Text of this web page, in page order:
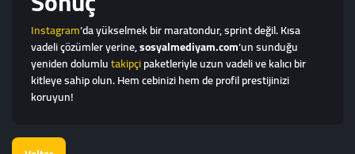
Instagram’da yükselmek bir maratondur, sprint değil. Kısa
vadeli çözümler yerine,sosyalmediyam.com’un sunduğu
yeniden dolumlutakipçipaketleriyle uzun vadeli ve kalıcı bir
kitleye sahip olun. Hem cebinizi hem de profil prestijinizi
koruyun!